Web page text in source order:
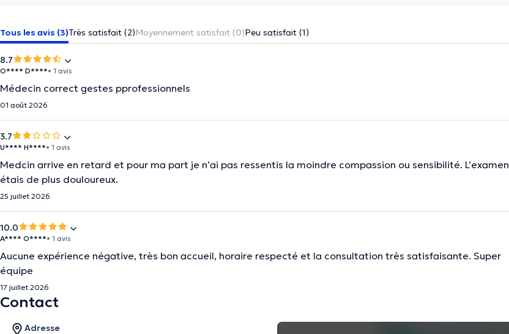
Tous les avis (3)Très satisfait (2)Moyennement satisfait (0)Peu satisfait (1)
8.7
O**** D****• 1 avis
Médecin correct gestes pprofessionnels
01 août 2026
3.7
U**** H****• 1 avis
Medcin arrive en retard et pour ma part je n’ai pas ressentis la moindre compassion ou sensibilité. L’examen
étais de plus douloureux.
25 juillet 2026
10.0
A**** O****• 1 avis
Aucune expérience négative, très bon accueil, horaire respecté et la consultation très satisfaisante. Super
équipe
17 juillet 2026
Contact
Adresse